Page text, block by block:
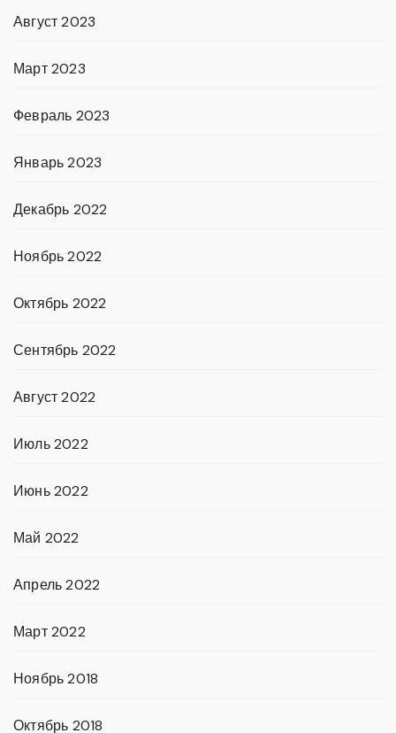
Август 2023
Март 2023
Февраль 2023
Январь 2023
Декабрь 2022
Ноябрь 2022
Октябрь 2022
Сентябрь 2022
Август 2022
Июль 2022
Июнь 2022
Май 2022
Апрель 2022
Март 2022
Ноябрь 2018
Октябрь 2018